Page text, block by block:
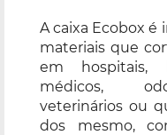
A caixa Ecobox é
materiais que
em hospitais,
médicos,
veterinários ou
dos mesmo,